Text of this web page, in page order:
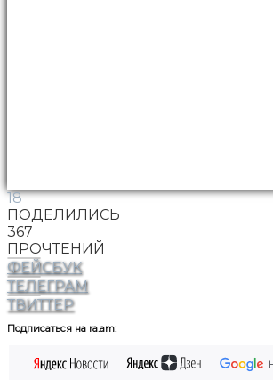
18
ПОДЕЛИЛИСЬ
367
ПРОЧТЕНИЙ
ФЕЙСБУК
ТЕЛЕГРАМ
ТВИТТЕР
Подписаться на ra.am: